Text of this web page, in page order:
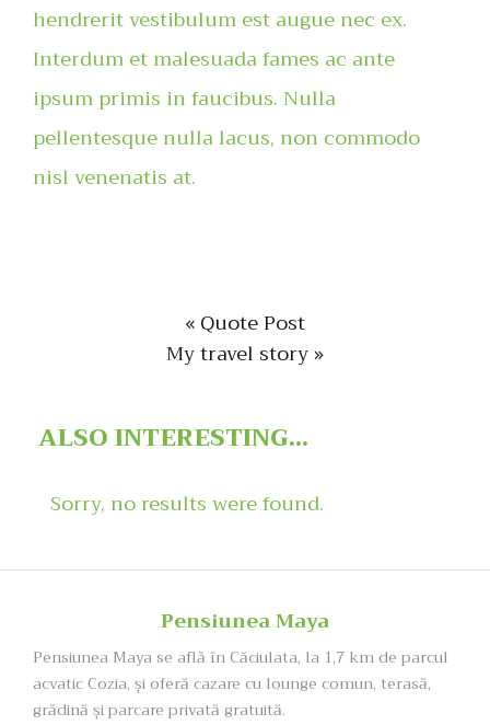
hendrerit vestibulum est augue nec ex.
Interdum et malesuada fames ac ante
ipsum primis in faucibus. Nulla
pellentesque nulla lacus, non commodo
nisl venenatis at.
« Quote Post
My travel story »
ALSOINTERESTING...
Sorry, no results were found.
Pensiunea Maya
Pensiunea Maya se află în Căciulata, la 1,7 km de parcul
acvatic Cozia, şi oferă cazare cu lounge comun, terasă,
grădină și parcare privată gratuită.